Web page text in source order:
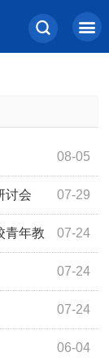
08-05
07-29
讨会
07-24
青年教
07-24
07-24
06-04